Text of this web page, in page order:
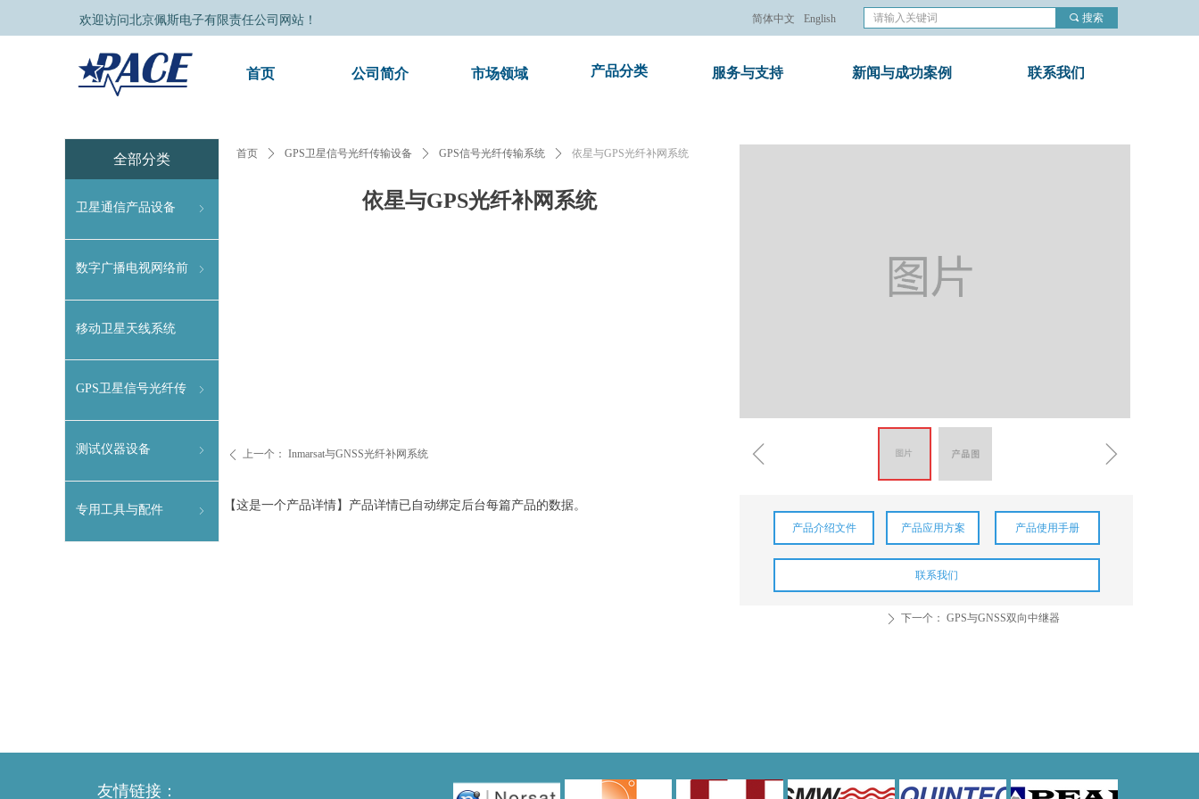
首页 公司简介 市场领域 服务与支持 新闻与成功案例 联系我们
产品分类
끠 搜索
欢迎访问北京佩斯电子有限责任公司网站！ 简体中文 English
首页 ꄲ GPS卫星信号光纤传输设备 ꄲ GPS信号光纤传输系统 ꄲ 依星与GPS光纤补网系统
ꁆ ꁇ
依星与GPS光纤补网系统
【这是一个产品详情】产品详情已自动绑定后台每篇产品的数据。
ꄴ 上一个： Inmarsat与GNSS光纤补网系统
ꄲ 下一个： GPS与GNSS双向中继器
全部分类
ꁇ
卫星通信产品设备
ꁇ
数字广播电视网络前
端设备
移动卫星天线系统
ꁇ
GPS卫星信号光纤传
输设备 ꁇ
测试仪器设备
ꁇ
专用工具与配件
联系我们
产品使用手册
产品应用方案
产品介绍文件
友情链接：